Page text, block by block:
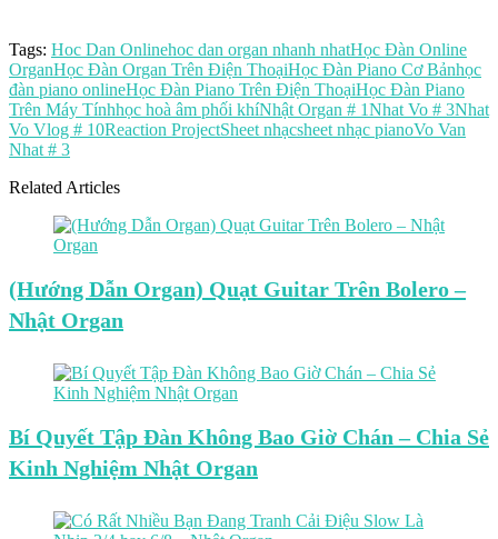
Tags: Hoc Dan Onlinehoc dan organ nhanh nhatHọc Đàn Online
OrganHọc Đàn Organ Trên Điện ThoạiHọc Đàn Piano Cơ Bảnhọc
đàn piano onlineHọc Đàn Piano Trên Điện ThoạiHọc Đàn Piano
Trên Máy Tínhhọc hoà âm phối khíNhật Organ # 1Nhat Vo # 3Nhat
Vo Vlog # 10Reaction ProjectSheet nhạcsheet nhạc pianoVo Van
Nhat # 3
Related Articles
(Hướng Dẫn Organ) Quạt Guitar Trên Bolero –
Nhật Organ
Bí Quyết Tập Đàn Không Bao Giờ Chán – Chia Sẻ
Kinh Nghiệm Nhật Organ